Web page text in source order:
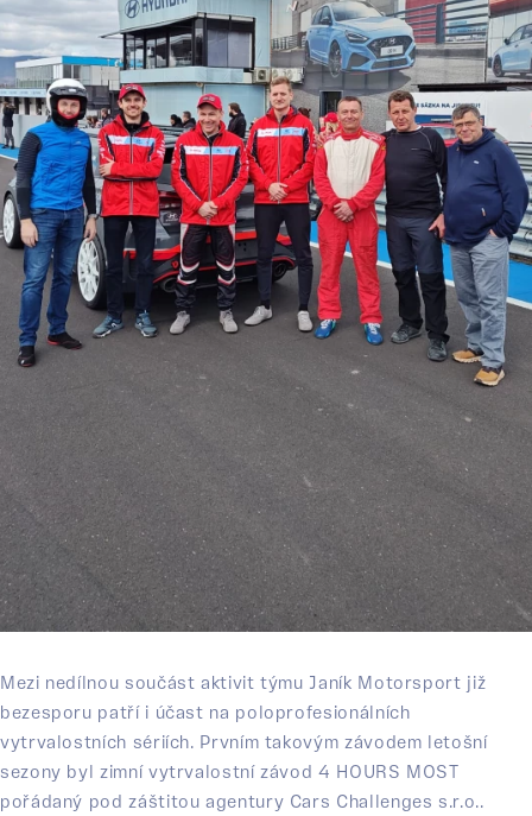
Mezi nedílnou součást aktivit týmu Janík Motorsport již
bezesporu patří i účast na poloprofesionálních
vytrvalostních sériích. Prvním takovým závodem letošní
sezony byl zimní vytrvalostní závod 4 HOURS MOST
pořádaný pod záštitou agentury Cars Challenges s.r.o..